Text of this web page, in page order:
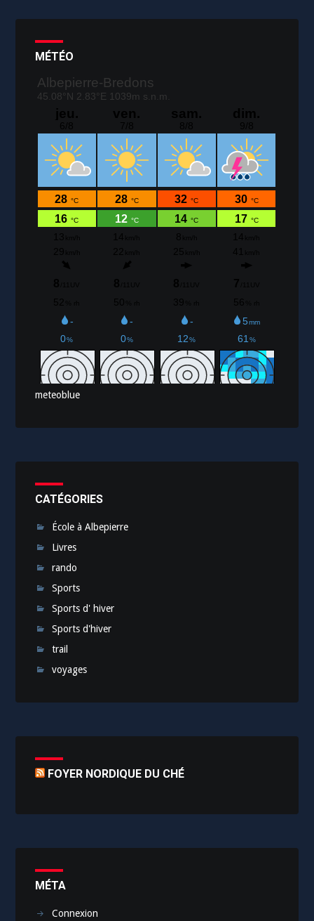
MÉTÉO
meteoblue
CATÉGORIES
École à Albepierre
Livres
rando
Sports
Sports d' hiver
Sports d'hiver
trail
voyages
FOYER NORDIQUE DU CHÉ
MÉTA
Connexion